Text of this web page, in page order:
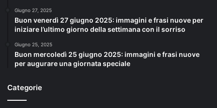
Giugno 27, 2025
Buon venerdì 27 giugno 2025: immagini e frasi nuove per
iniziare l’ultimo giorno della settimana con il sorriso
Giugno 25, 2025
Buon mercoledì 25 giugno 2025: immagini e frasi nuove
per augurare una giornata speciale
Categorie